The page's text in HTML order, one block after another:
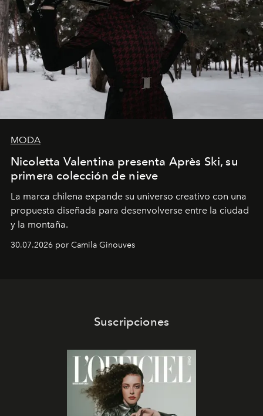
MODA
Nicoletta Valentina presenta Après Ski, su
primera colección de nieve
La marca chilena expande su universo creativo con una
propuesta diseñada para desenvolverse entre la ciudad
y la montaña.
30.07.2026 por Camila Ginouves
Suscripciones